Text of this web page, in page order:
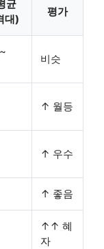
균
대)
평가
비슷
↑ 월등
↑ 우수
↑ 좋음
↑↑ 혜
자